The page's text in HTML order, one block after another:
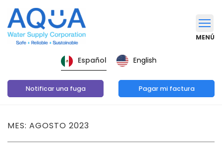
MENÚ
Español English
Notificar una fuga Pagar mi factura
MES: AGOSTO 2023